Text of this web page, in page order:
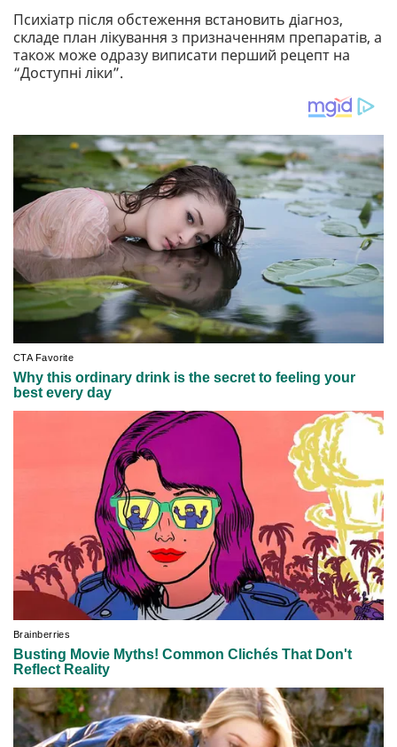
Психіатр після обстеження встановить діагноз,
складе план лікування з призначенням препаратів, а
також може одразу виписати перший рецепт на
“Доступні ліки”.